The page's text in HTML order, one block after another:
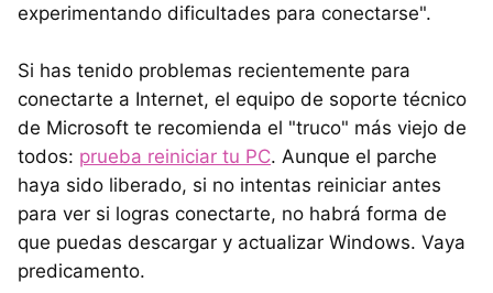
experimentando dificultades para conectarse".
Si has tenido problemas recientemente para
conectarte a Internet, el equipo de soporte técnico
de Microsoft te recomienda el "truco" más viejo de
todos: prueba reiniciar tu PC. Aunque el parche
haya sido liberado, si no intentas reiniciar antes
para ver si logras conectarte, no habrá forma de
que puedas descargar y actualizar Windows. Vaya
predicamento.